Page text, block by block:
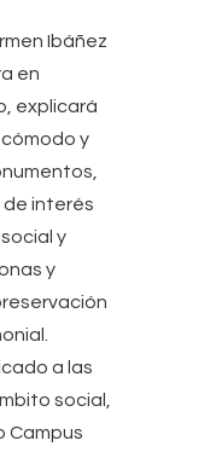
Ibáñez
en
explicará
y
de interés
y
y
a las
social,
Campus